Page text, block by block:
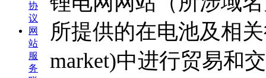
协
议
网
站
服
务
所提供的在电池及相
market)中进行贸易和